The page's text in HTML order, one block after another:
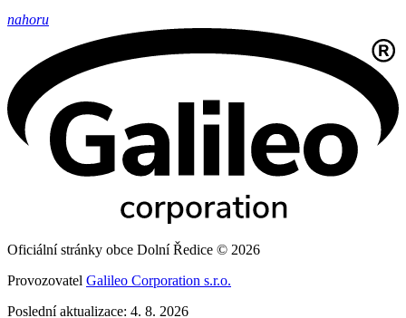
nahoru
Oficiální stránky obce Dolní Ředice © 2026
Provozovatel Galileo Corporation s.r.o.
Poslední aktualizace: 4. 8. 2026